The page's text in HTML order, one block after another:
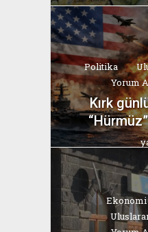
Politika
Yorum
Kırk
Ekonomi